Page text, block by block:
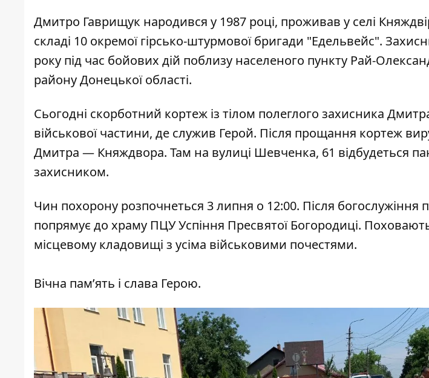
Дмитро Гаврищук народився у 1987 році, проживав у селі
складі 10 окремої гірсько-штурмової бригади "Едельвейс".
року під час бойових дій поблизу населеного пункту Рай-
району Донецької області.
Сьогодні скорботний кортеж із тілом полеглого захисника
військової частини, де служив Герой. Після прощання кортеж
Дмитра — Княждвора. Там на вулиці Шевченка, 61 відбудеться
захисником.
Чин похорону розпочнеться 3 липня о 12:00. Після богослужіння
попрямує до храму ПЦУ Успіння Пресвятої Богородиці.
місцевому кладовищі з усіма військовими почестями.
Вічна пам’ять і слава Герою.